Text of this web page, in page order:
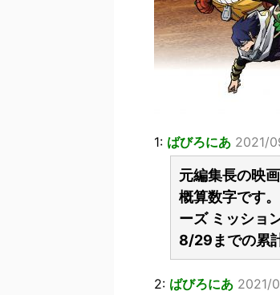
1: ばびろにあ 2021/
元編集長の映
概算数字です
ーズ ミッショ
8/29までの累
2: ばびろにあ 2021/